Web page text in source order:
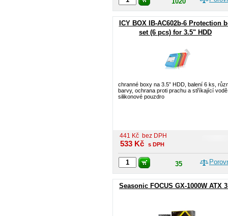
ICY BOX IB-AC602b-6 Protection
set (6 pcs) for 3.5" HDD
chranné boxy na 3.5” HDD, balení 6 ks,
barvy, ochrana proti prachu a stříkající
silikonové pouzdro
441 Kč bez DPH
533 Kč s DPH
35
Seasonic FOCUS GX-1000W ATX